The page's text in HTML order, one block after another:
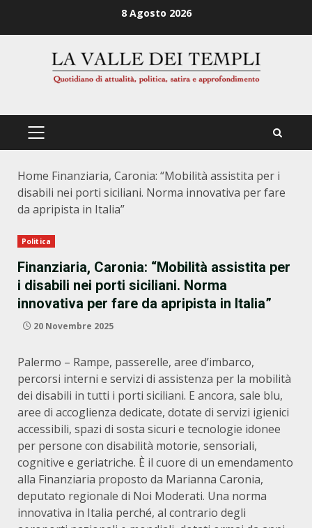
8 Agosto 2026
PRIMÄRES
Home Finanziaria, Caronia: “Mobilità assistita per i
disabili nei porti siciliani. Norma innovativa per fare
da apripista in Italia”
Politica
Finanziaria, Caronia: “Mobilità assistita per
i disabili nei porti siciliani. Norma
innovativa per fare da apripista in Italia”
20 Novembre 2025
Palermo – Rampe, passerelle, aree d’imbarco,
percorsi interni e servizi di assistenza per la mobilità
dei disabili in tutti i porti siciliani. E ancora, sale blu,
aree di accoglienza dedicate, dotate di servizi igienici
accessibili, spazi di sosta sicuri e tecnologie idonee
per persone con disabilità motorie, sensoriali,
cognitive e geriatriche. È il cuore di un emendamento
alla Finanziaria proposto da Marianna Caronia,
deputato regionale di Noi Moderati. Una norma
innovativa in Italia perché, al contrario degli